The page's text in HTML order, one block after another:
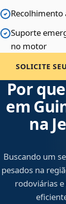
Suporte
no motor
SOLICITE
Por
em
na
Buscando um
pesados na
rodoviárias